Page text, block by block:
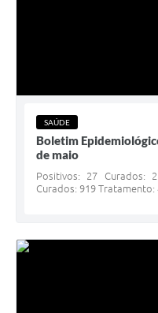
SAÚDE
Boletim
de maio
Positivos: 27 Curados:
Curados: 919 Tratamento: